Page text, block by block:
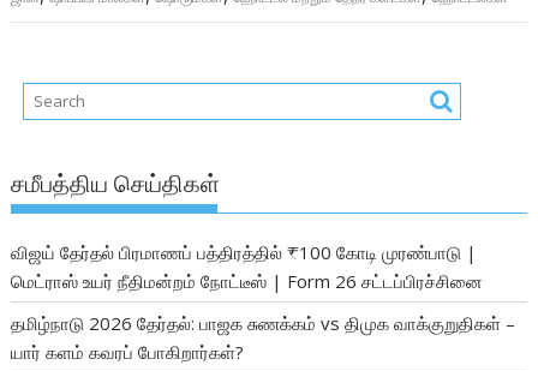
சமீபத்திய செய்திகள்
விஜய் தேர்தல் பிரமாணப் பத்திரத்தில் ₹100 கோடி முரண்பாடு |
மெட்ராஸ் உயர் நீதிமன்றம் நோட்டீஸ் | Form 26 சட்டப்பிரச்சினை
தமிழ்நாடு 2026 தேர்தல்: பாஜக சுணக்கம் vs திமுக வாக்குறுதிகள் –
யார் களம் கவரப் போகிறார்கள்?